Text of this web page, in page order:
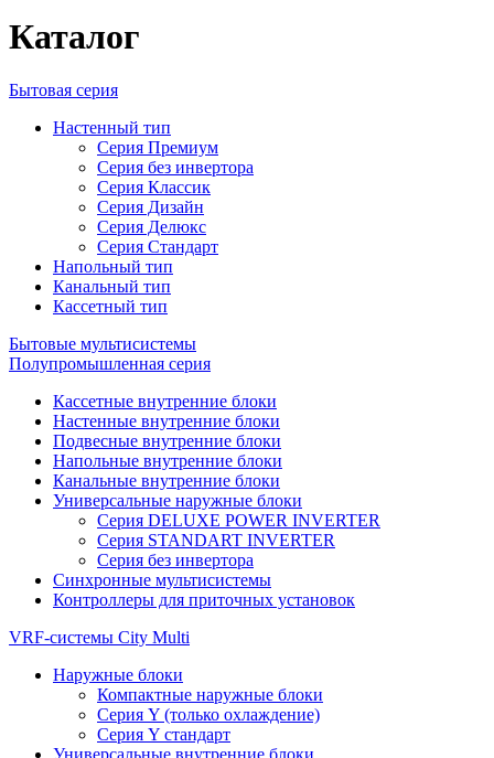
Каталог
Бытовая серия
Настенный тип
Серия Премиум
Серия без инвертора
Серия Классик
Серия Дизайн
Серия Делюкс
Серия Стандарт
Напольный тип
Канальный тип
Кассетный тип
Бытовые мультисистемы
Полупромышленная серия
Кассетные внутренние блоки
Настенные внутренние блоки
Подвесные внутренние блоки
Напольные внутренние блоки
Канальные внутренние блоки
Универсальные наружные блоки
Серия DELUXE POWER INVERTER
Серия STANDART INVERTER
Серия без инвертора
Синхронные мультисистемы
Контроллеры для приточных установок
VRF-системы City Multi
Наружные блоки
Компактные наружные блоки
Серия Y (только охлаждение)
Серия Y стандарт